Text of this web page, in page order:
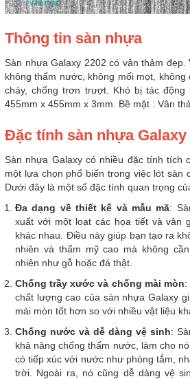
Thông tin sàn nhựa
Sàn nhựa Galaxy 2202 có vân thảm
không thấm nước, không mối mọt, không
cháy, chống trơn trượt. Khó bị tác
455mm x 455mm x 3mm. Bề mặt : Vân
Đặc tính sàn nhựa Galaxy
Sàn nhựa Galaxy có nhiều đặc tính tích
một lựa chọn phổ biến trong việc lót sàn
Dưới đây là một số đặc tính quan trọng
Đa dạng về thiết kế và mẫu mã:
xuất với một loạt các họa tiết và vân
khác nhau. Điều này giúp bạn tạo ra
nhiên và thẩm mỹ cao mà không
nhiên như gỗ hoặc đá thật.
Chống trầy xước và chống mài mòn:
chất lượng cao của sàn nhựa Galaxy
mài mòn tốt hơn so với nhiều vật liệu
Chống nước và dễ dàng vệ sinh:
khả năng chống thấm nước, làm cho
có tiếp xúc với nước như phòng tắm,
trời. Ngoài ra, nó cũng dễ dàng vệ